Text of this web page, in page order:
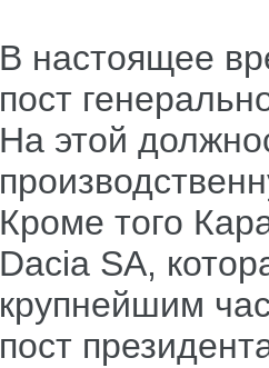
В настоящее
пост
На этой
Кроме того
Dacia SA,
крупнейшим
пост